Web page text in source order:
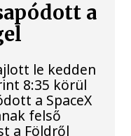
a
le kedden
8:35 körül
a SpaceX
felső
a Földről